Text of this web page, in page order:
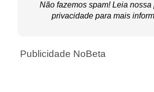
Não fazemos spam! Leia nossa
privacidade para mais
Publicidade NoBeta